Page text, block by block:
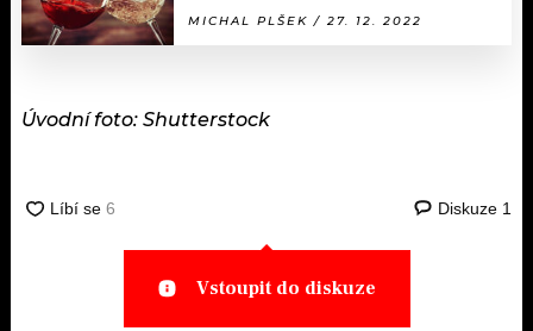
MICHAL PLŠEK / 27. 12. 2022
Úvodní foto: Shutterstock
Diskuze 1
Vstoupit do diskuze